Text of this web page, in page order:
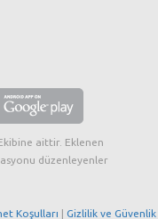
aittir. Eklenen
düzenleyenler
Koşulları Gizlilik ve Güvenlik